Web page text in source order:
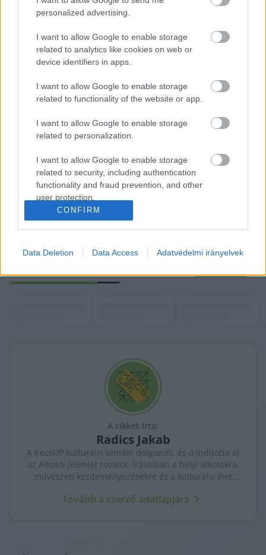
personalized advertising.
I want to allow Google to enable storage
related to analytics like cookies on web or
device identifiers in apps.
I want to allow Google to enable storage
related to functionality of the website or app.
I want to allow Google to enable storage
related to personalization.
I want to allow Google to enable storage
related to security, including authentication
functionality and fraud prevention, and other
user protection.
CONFIRM
Data Deletion Data Access Adatvédelmi irányelvek
embereket szeretnénk elérni. Havi
rendszerességgel fogjuk bemutatni azokat, akik
teremtenek és elgondolkodtatnak minket.
A rovatban először Dóka Gábor fotográfust
ismerhetjük meg, majd Szűcs Róbert Krisztiánt
egy kevésbé ismert, de színes szubkultúra
képviselőjét.
“Magával ránt az elitizmus” – Beszélgetés
Dóka Gáborral, fiatal fotográfussal
Összes videó
A cikket írta:
Radics Jakab
A KecsUP kulturális témáin dolgozott, és ő indította el
az Alkotói jelenlét rovatot. Írásaiban a helyi alkotókra,
művészeti kezdeményezésekre és a kulturális élet
Tovább a szerző adatlapjára